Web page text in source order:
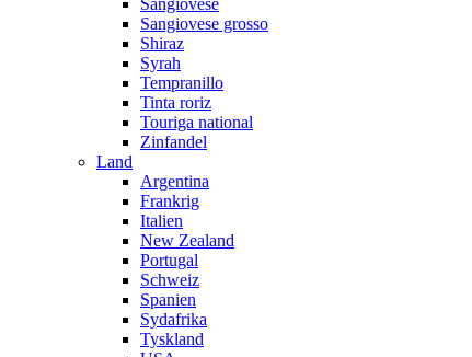
Sangiovese grosso
Shiraz
Syrah
Tempranillo
Tinta roriz
Touriga national
Zinfandel
Land
Argentina
Frankrig
Italien
New Zealand
Portugal
Schweiz
Spanien
Sydafrika
Tyskland